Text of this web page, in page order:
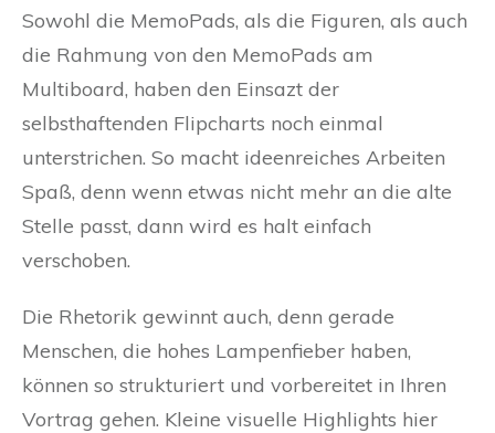
Sowohl die MemoPads, als die Figuren, als auch
die Rahmung von den MemoPads am
Multiboard, haben den Einsazt der
selbsthaftenden Flipcharts noch einmal
unterstrichen. So macht ideenreiches Arbeiten
Spaß, denn wenn etwas nicht mehr an die alte
Stelle passt, dann wird es halt einfach
verschoben.
Die Rhetorik gewinnt auch, denn gerade
Menschen, die hohes Lampenfieber haben,
können so strukturiert und vorbereitet in Ihren
Vortrag gehen. Kleine visuelle Highlights hier